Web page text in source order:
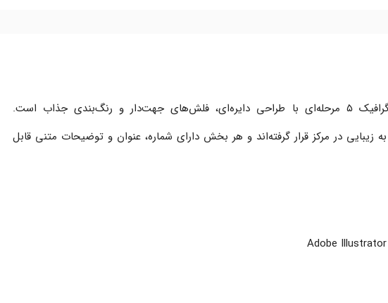
این قالب گرافیکی یک اینفوگرافیک ۵ مرحله‌ای با طراحی دایره‌ای، فلش‌های جهت‌دار و رنگ‌بندی جذاب است.
زیبایی در مرکز قرار گرفته‌اند و هر بخش دارای شماره، عنوان و توضیحات متنی قابل